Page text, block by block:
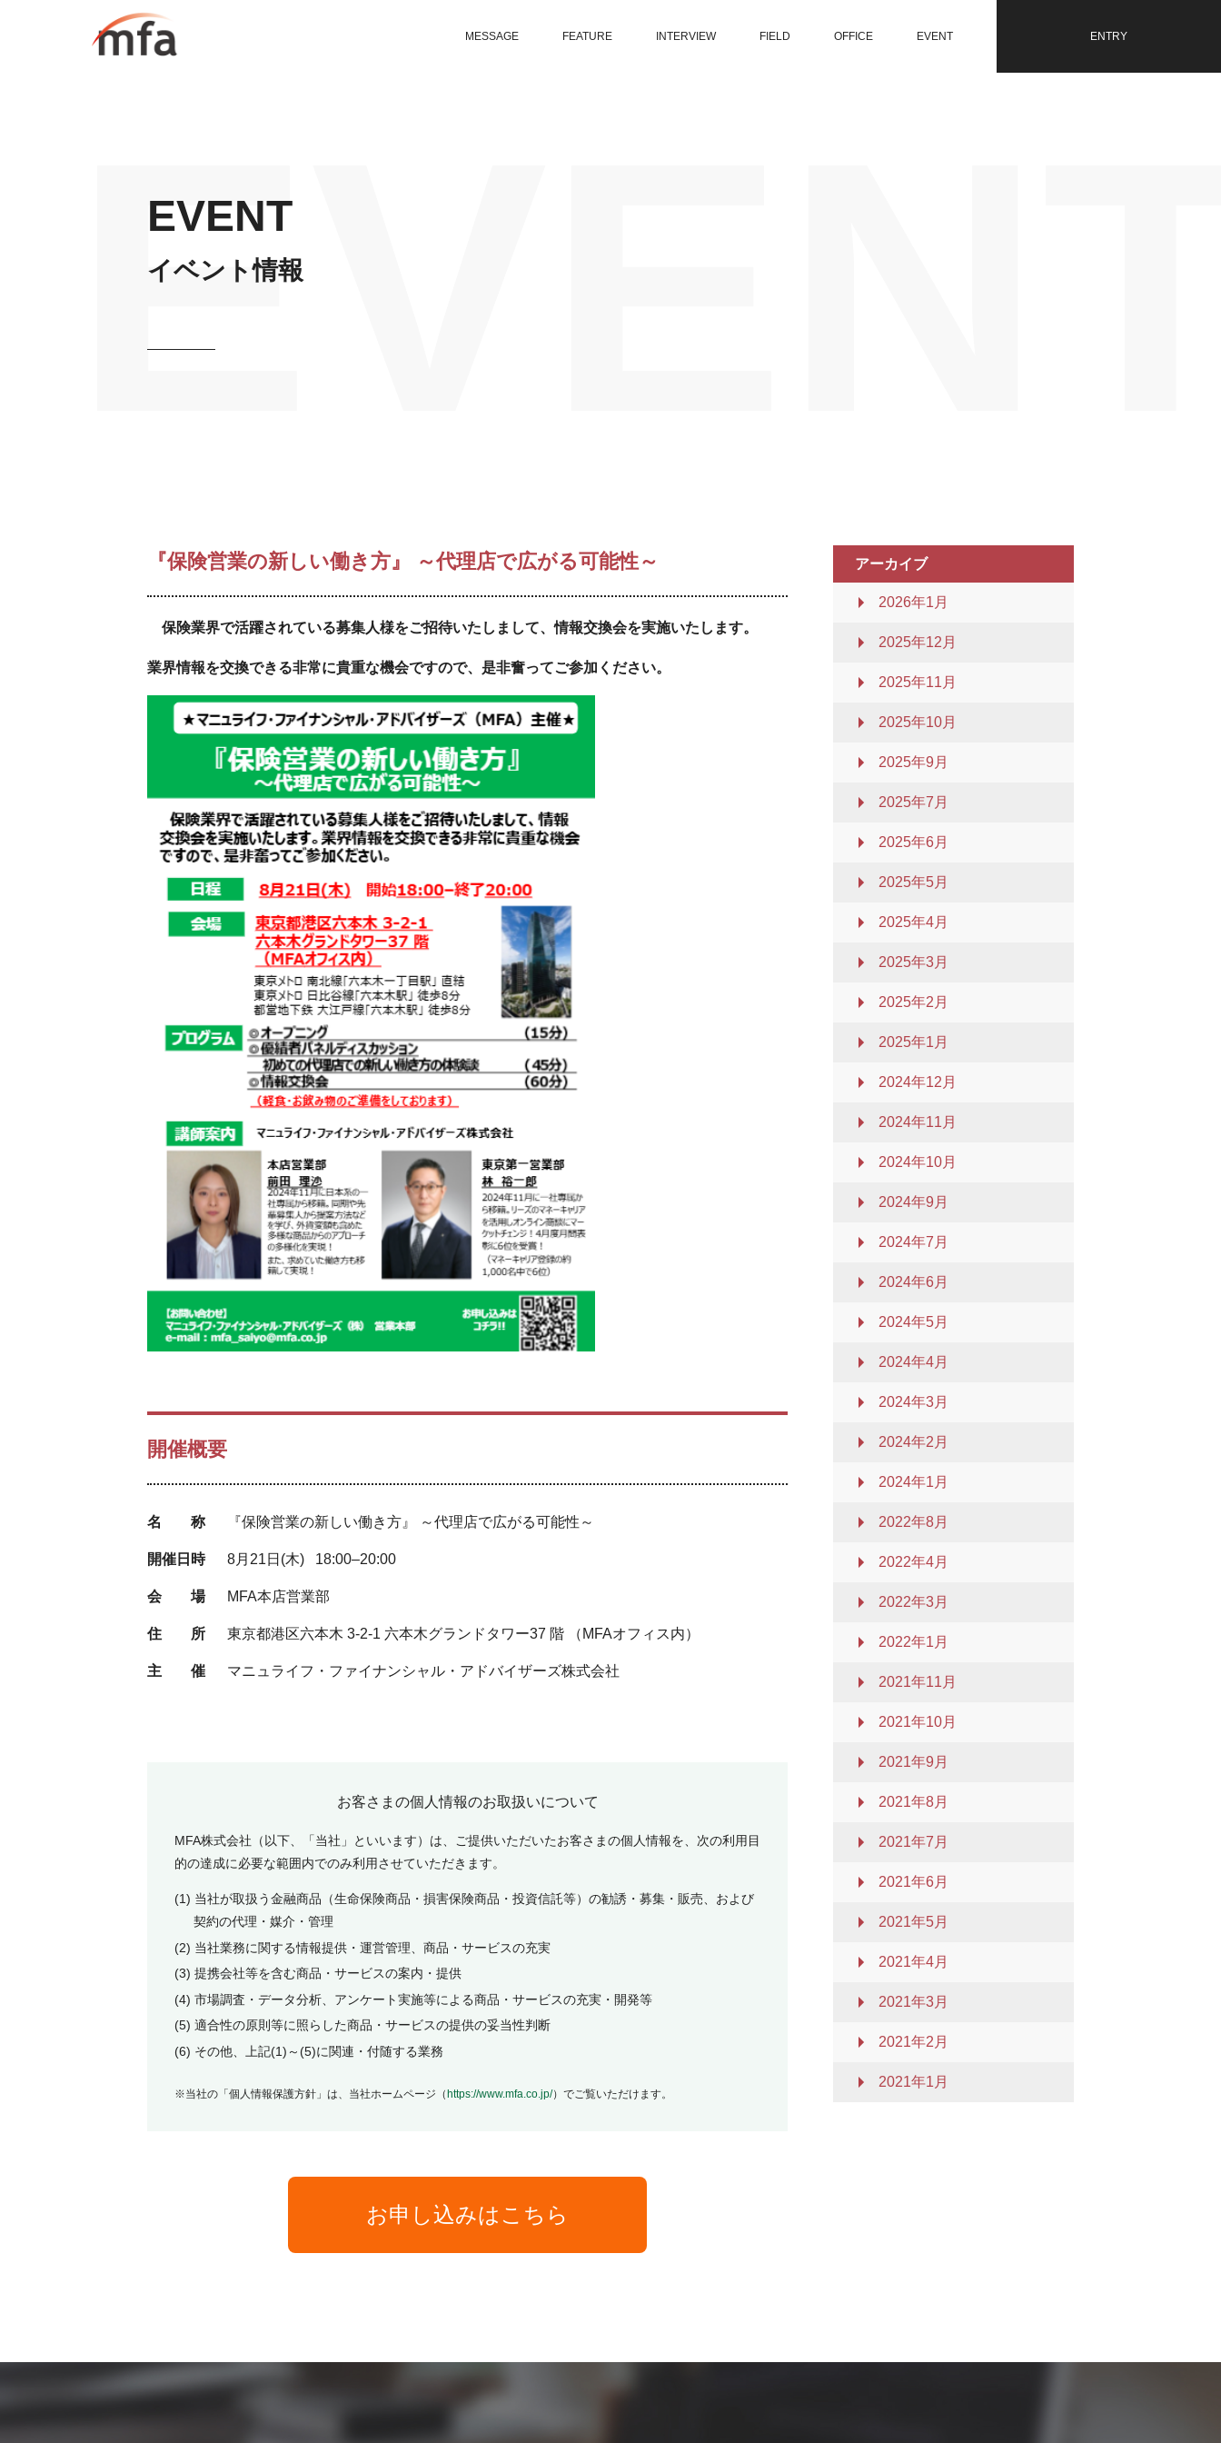
MESSAGE FEATURE INTERVIEW FIELD OFFICE EVENT ENTRY
EVENT
イベント情報
『保険営業の新しい働き方』 ～代理店で広がる可能性～
保険業界で活躍されている募集人様をご招待いたしまして、情報交換会を実施いたします。
業界情報を交換できる非常に貴重な機会ですので、是非奮ってご参加ください。
開催概要
名 称 『保険営業の新しい働き方』 ～代理店で広がる可能性～
開催日時 8月21日(木) 18:00–20:00
会 場 MFA本店営業部
住 所 東京都港区六本木 3-2-1 六本木グランドタワー37 階 （MFAオフィス内）
主 催 マニュライフ・ファイナンシャル・アドバイザーズ株式会社
お客さまの個人情報のお取扱いについて
MFA株式会社（以下、「当社」といいます）は、ご提供いただいたお客さまの個人情報を、次の利用目
的の達成に必要な範囲内でのみ利用させていただきます。
(1) 当社が取扱う金融商品（生命保険商品・損害保険商品・投資信託等）の勧誘・募集・販売、および
契約の代理・媒介・管理
(2) 当社業務に関する情報提供・運営管理、商品・サービスの充実
(3) 提携会社等を含む商品・サービスの案内・提供
(4) 市場調査・データ分析、アンケート実施等による商品・サービスの充実・開発等
(5) 適合性の原則等に照らした商品・サービスの提供の妥当性判断
(6) その他、上記(1)～(5)に関連・付随する業務
※当社の「個人情報保護方針」は、当社ホームページ（ https://www.mfa.co.jp/）でご覧いただけます。
お申し込みはこちら
アーカイブ
2026年1月
2025年12月
2025年11月
2025年10月
2025年9月
2025年7月
2025年6月
2025年5月
2025年4月
2025年3月
2025年2月
2025年1月
2024年12月
2024年11月
2024年10月
2024年9月
2024年7月
2024年6月
2024年5月
2024年4月
2024年3月
2024年2月
2024年1月
2022年8月
2022年4月
2022年3月
2022年1月
2021年11月
2021年10月
2021年9月
2021年8月
2021年7月
2021年6月
2021年5月
2021年4月
2021年3月
2021年2月
2021年1月